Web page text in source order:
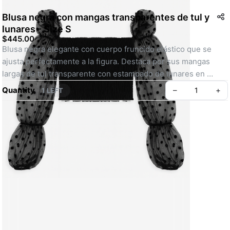
Blusa negra con mangas transparentes de tul y
lunares - Size S
$445.00
Blusa negra elegante con cuerpo fruncido elástico que se
ajusta perfectamente a la figura. Destaca por sus mangas
largas de tul transparente con estampado de lunares en
terciopelo, terminadas con ligeros recogidos en los puños
para un efecto voluminoso. Su diseño combina lo clásico y lo
moderno, ideal para looks de noche o eventos especiales.
Perfecta para combinar con faldas, pantalones de cuero o
jeans para un estilo sofisticado y femenino.
SKU: MC00003
Quantity 1 LEFT – +
Create your Take App